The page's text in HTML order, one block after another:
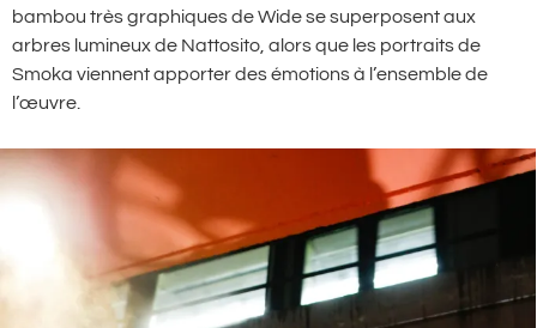
bambou très graphiques de Wide se superposent aux
arbres lumineux de Nattosito, alors que les portraits de
Smoka viennent apporter des émotions à l’ensemble de
l’œuvre.